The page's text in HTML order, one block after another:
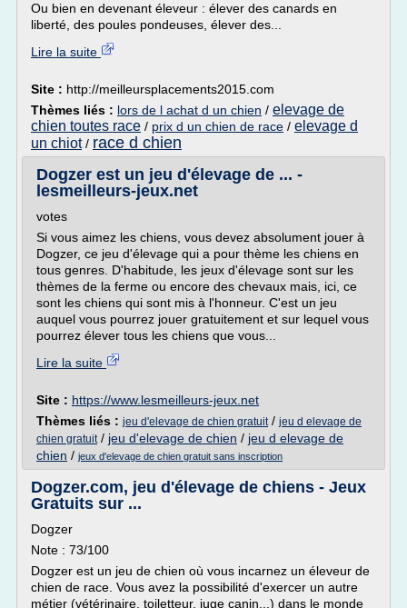
Ou bien en devenant éleveur : élever des canards en
liberté, des poules pondeuses, élever des...
Lire la suite
Site : http://meilleursplacements2015.com
Thèmes liés : lors de l achat d un chien / elevage de
chien toutes race / prix d un chien de race / elevage d
un chiot/ race d chien
Dogzer est un jeu d'élevage de ... -
lesmeilleurs-jeux.net
votes
Si vous aimez les chiens, vous devez absolument jouer à
Dogzer, ce jeu d'élevage qui a pour thème les chiens en
tous genres. D'habitude, les jeux d'élevage sont sur les
thèmes de la ferme ou encore des chevaux mais, ici, ce
sont les chiens qui sont mis à l'honneur. C'est un jeu
auquel vous pourrez jouer gratuitement et sur lequel vous
pourrez élever tous les chiens que vous...
Lire la suite
Site : https://www.lesmeilleurs-jeux.net
Thèmes liés : jeu d'elevage de chien gratuit/ jeu d elevage de
chien gratuit/ jeu d'elevage de chien / jeu d elevage de
chien / jeux d'elevage de chien gratuit sans inscription
Dogzer.com, jeu d'élevage de chiens - Jeux
Gratuits sur ...
Dogzer
Note : 73/100
Dogzer est un jeu de chien où vous incarnez un éleveur de
chien de race. Vous avez la possibilité d'exercer un autre
métier (vétérinaire, toiletteur, juge canin...) dans le monde